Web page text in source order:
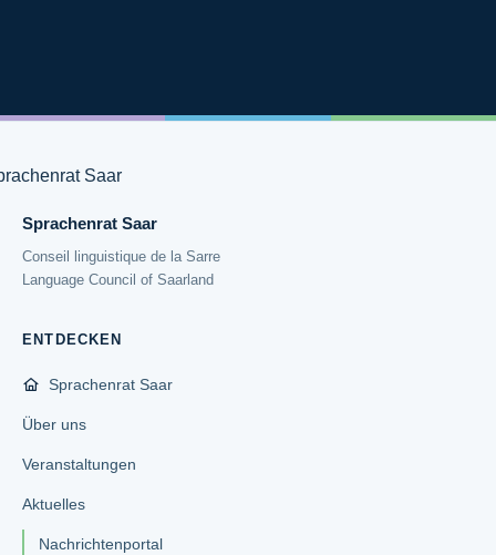
Sprachenrat Saar
Conseil linguistique de la Sarre
Language Council of Saarland
ENTDECKEN
Sprachenrat Saar
Über uns
Veranstaltungen
Aktuelles
Nachrichtenportal